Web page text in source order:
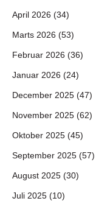
April 2026 (34)
Marts 2026 (53)
Februar 2026 (36)
Januar 2026 (24)
December 2025 (47)
November 2025 (62)
Oktober 2025 (45)
September 2025 (57)
August 2025 (30)
Juli 2025 (10)